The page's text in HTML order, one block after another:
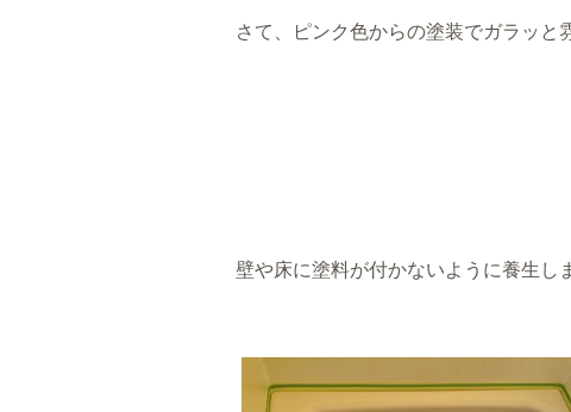
さて、ピンク色からの塗装でガラッと
壁や床に塗料が付かないように養生し